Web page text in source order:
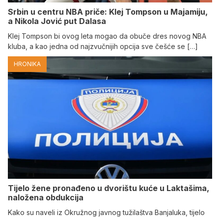
Srbin u centru NBA priče: Klej Tompson u Majamiju,
a Nikola Jović put Dalasa
Klej Tompson bi ovog leta mogao da obuče dres novog NBA
kluba, a kao jedna od najzvučnijih opcija sve češće se […]
HRONIKA
Tijelo žene pronađeno u dvorištu kuće u Laktašima,
naložena obdukcija
Kako su naveli iz Okružnog javnog tužilaštva Banjaluka, tijelo